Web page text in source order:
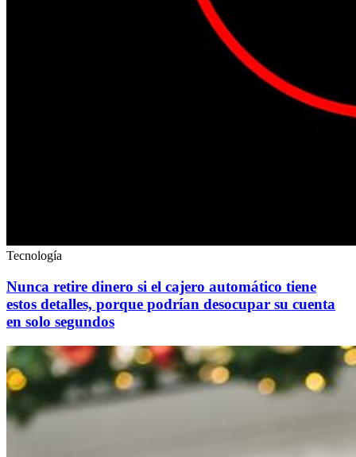
Tecnología
Nunca retire dinero si el cajero automático tiene
estos detalles, porque podrían desocupar su cuenta
en solo segundos